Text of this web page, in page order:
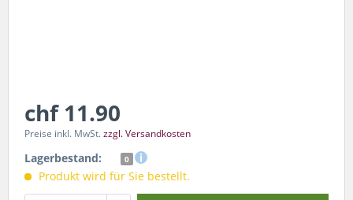
chf 11.90
Preise inkl. MwSt.zzgl. Versandkosten
Lagerbestand: 0
Produkt wird für Sie bestellt.